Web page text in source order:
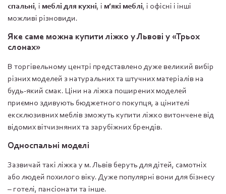
спальні, і меблі для кухні, і м’які меблі, і офісні і інші
можливі різновиди.
Яке саме можна купити ліжко у Львові у «Трьох
слонах»
В торгівельному центрі представлено дуже великий вибір
різних моделей з натуральних та штучних матеріалів на
будь-який смак. Ціни на ліжка поширених моделей
приємно здивують бюджетного покупця, а цінителі
ексклюзивних меблів зможуть купити ліжко витончене від
відомих вітчизняних та зарубіжних брендів.
Односпальні моделі
Зазвичай такі ліжка у м. Львів беруть для дітей, самотніх
або людей похилого віку. Дуже популярні вони для бізнесу
– готелі, пансіонати та інше.